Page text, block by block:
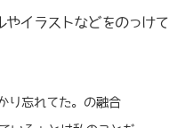
やイラストなどをのっけ
忘れてた。 の融合